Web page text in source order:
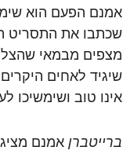
אמנם הפעם הוא
שכתבו את התסריט
מצפים מבמאי
שיגיד לאחים
אינו טוב ושימשיכו
ברייטברן אמנם